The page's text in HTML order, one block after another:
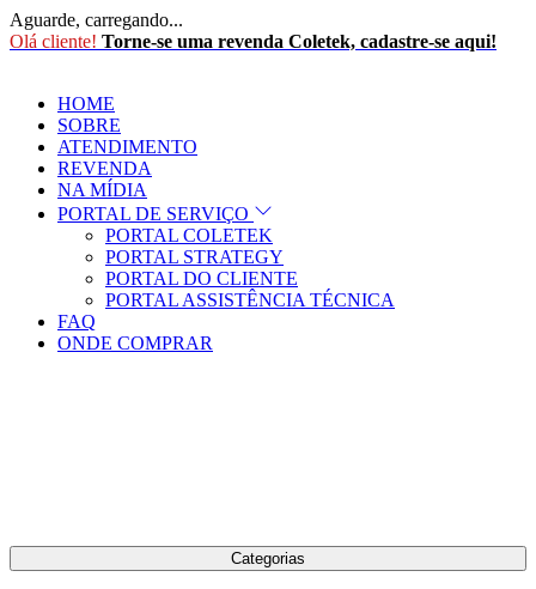
Aguarde, carregando...
Olá cliente! Torne-se uma revenda Coletek, cadastre-se aqui!
HOME
SOBRE
ATENDIMENTO
REVENDA
NA MÍDIA
PORTAL DE SERVIÇO
PORTAL COLETEK
PORTAL STRATEGY
PORTAL DO CLIENTE
PORTAL ASSISTÊNCIA TÉCNICA
FAQ
ONDE COMPRAR
Categorias